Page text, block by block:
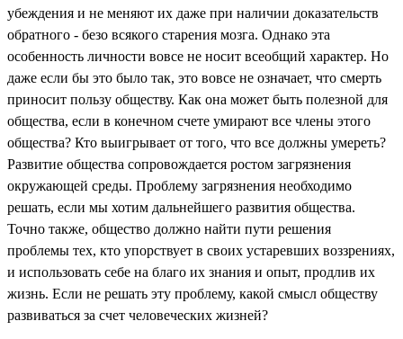
убеждения и не меняют их даже при наличии доказательств
обратного - безо всякого старения мозга. Однако эта
особенность личности вовсе не носит всеобщий характер. Но
даже если бы это было так, это вовсе не означает, что смерть
приносит пользу обществу. Как она может быть полезной для
общества, если в конечном счете умирают все члены этого
общества? Кто выигрывает от того, что все должны умереть?
Развитие общества сопровождается ростом загрязнения
окружающей среды. Проблему загрязнения необходимо
решать, если мы хотим дальнейшего развития общества.
Точно также, общество должно найти пути решения
проблемы тех, кто упорствует в своих устаревших воззрениях,
и использовать себе на благо их знания и опыт, продлив их
жизнь. Если не решать эту проблему, какой смысл обществу
развиваться за счет человеческих жизней?